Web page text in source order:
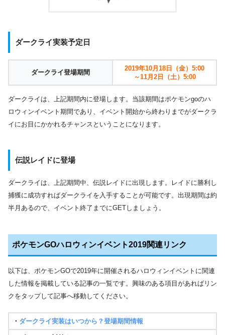
ダークライ実装予定日
ダークライ登場期間
2019年10月18日（金）5:00
～11月2日（土）5:00
ダークライは、上記期間内に登場します。当該期間はポケモンgoのハ
ロウィンイベント期間であり、イベント開始から終わりまでがダークラ
イにお目にかかれるチャンスということになります。
伝説レイドに登場
ダークライは、上記期間中、伝説レイドに出現します。レイドに勝利し
捕獲に成功すればダークライを入手することが可能です。出現期間は約
半月あるので、イベント終了までにGETしましょう。
ポケモンGOハロウィンイベント2019関連リンク
以下は、ポケモンGOで2019年に開催されるハロウィンイベントに関連
した情報を掲載している記事の一覧です。興味のある項目があればリン
クをタップして記事へ移動してください。
・ ダークライ実装はいつから？登場期間情報